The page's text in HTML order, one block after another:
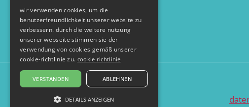
wir verwenden cookies, um die
benutzerfreundlichkeit unserer website zu
verbessern. durch die weitere nutzung
unserer webseite stimmen sie der
verwendung von cookies gemäß unserer
cookie-richtlinie zu. cookie richtlinie
VERSTANDEN ABLEHNEN
DETAILS ANZEIGEN